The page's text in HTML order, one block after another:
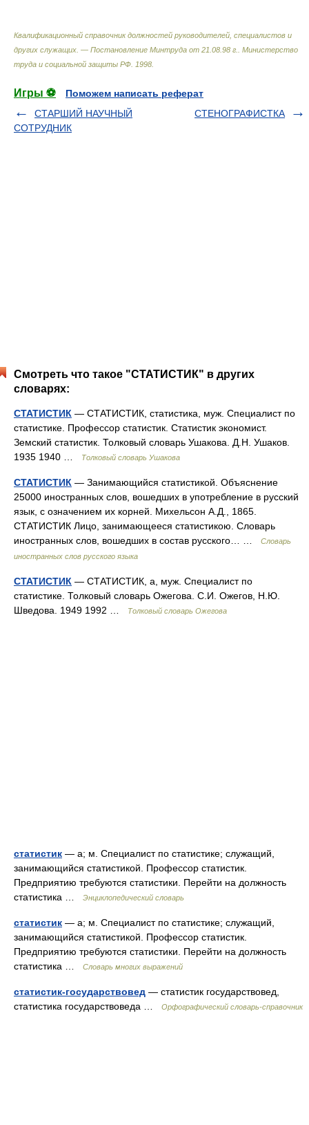
Квалификационный справочник должностей руководителей, специалистов и
других служащих. — Постановление Минтруда от 21.08.98 г.
Министерство
труда и социальной защиты РФ 1998
Игры ⚽
Поможем написать реферат
СТАРШИЙ НАУЧНЫЙ
СОТРУДНИК
СТЕНОГРАФИСТКА
Смотреть что такое "СТАТИСТИК" в других
словарях:
СТАТИСТИК — СТАТИСТИК, статистика, муж. Специалист по
статистике. Профессор статистик. Статистик экономист.
Земский статистик. Толковый словарь Ушакова. Д.Н. Ушаков.
1935 1940 …
Толковый словарь Ушакова
СТАТИСТИК — Занимающийся статистикой. Объяснение
25000 иностранных слов, вошедших в употребление в русский
язык, с означением их корней. Михельсон А.Д., 1865.
СТАТИСТИК Лицо, занимающееся статистикою. Словарь
иностранных слов, вошедших в состав русского… …
Словарь
иностранных слов русского языка
СТАТИСТИК — СТАТИСТИК, а, муж. Специалист по
статистике. Толковый словарь Ожегова. С.И. Ожегов, Н.Ю.
Шведова. 1949 1992 …
Толковый словарь Ожегова
статистик — а; м. Специалист по статистике; служащий,
занимающийся статистикой. Профессор статистик.
Предприятию требуются статистики. Перейти на должность
статистика …
Энциклопедический словарь
статистик — а; м. Специалист по статистике; служащий,
занимающийся статистикой. Профессор статистик.
Предприятию требуются статистики. Перейти на должность
статистика …
Словарь многих выражений
статистик-государствовед — статистик государствовед,
статистика государствоведа …
Орфографический словарь-справочник